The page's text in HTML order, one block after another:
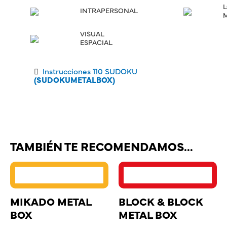
INTRAPERSONAL
VISUAL
ESPACIAL
Instrucciones 110 SUDOKU
(SUDOKUMETALBOX)
TAMBIÉN TE RECOMENDAMOS…
MIKADO METAL
BOX
BLOCK & BLOCK
METAL BOX